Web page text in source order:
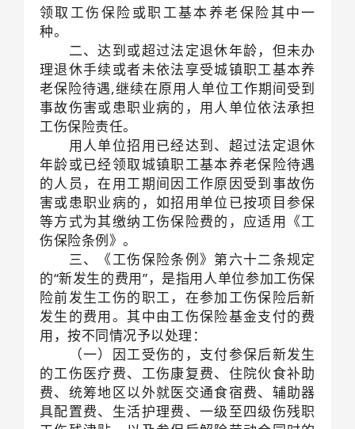
领取工伤保险或职工基本养老保险其中一
种。
二、达到或超过法定退休年龄，但未办
理退休手续或者未依法享受城镇职工基本养
老保险待遇,继续在原用人单位工作期间受到
事故伤害或患职业病的，用人单位依法承担
工伤保险责任。
用人单位招用已经达到、超过法定退休
年龄或已经领取城镇职工基本养老保险待遇
的人员，在用工期间因工作原因受到事故伤
害或患职业病的，如招用单位已按项目参保
等方式为其缴纳工伤保险费的，应适用《工
伤保险条例》。
三、《工伤保险条例》第六十二条规定
的“新发生的费用”，是指用人单位参加工伤保
险前发生工伤的职工，在参加工伤保险后新
发生的费用。其中由工伤保险基金支付的费
用，按不同情况予以处理：
（一）因工受伤的，支付参保后新发生
的工伤医疗费、工伤康复费、住院伙食补助
费、统筹地区以外就医交通食宿费、辅助器
具配置费、生活护理费、一级至四级伤残职